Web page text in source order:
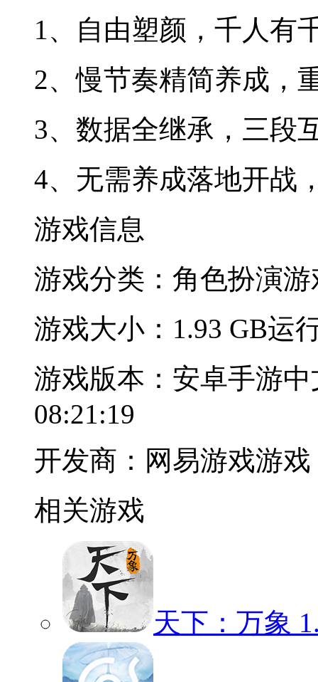
1、自由塑颜，千人有
2、慢节奏精简养成，
3、数据全继承，三段
4、无需养成落地开战
游戏信息
游戏分类：角色扮演游
游戏大小：1.93 GB运
游戏版本：安卓手游中
08:21:19
开发商：网易游戏游戏
相关游戏
天下：万象